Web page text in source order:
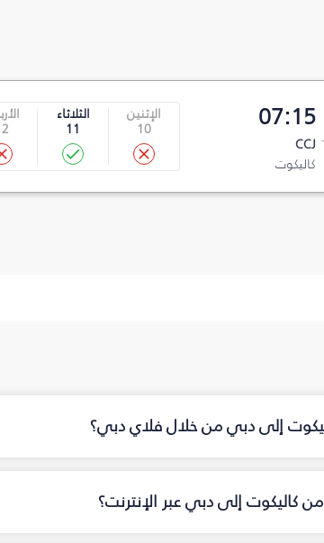
07:15
CCJ
كاليكوت
الإثنين
10
الثلاثاء
11
إلى دبي من خلال فلاي دبي؟
كاليكوت إلى دبي عبر الإنترنت؟